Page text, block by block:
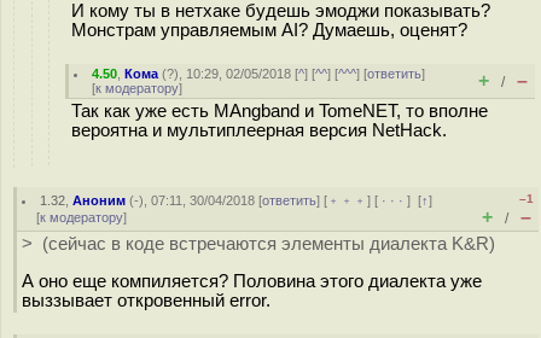
И кому ты в нетхаке будешь эмоджи показывать?
Монстрам управляемым AI? Думаешь, оценят?
4.50 ,Кома (?), 10:29, 02/05/2018 [^] [^^] [^^^] [ответить]
[к модератору] + / –
Так как уже есть MAngband и TomeNET, то вполне
вероятна и мультиплеерная версия NetHack.
1.32 ,Аноним (-), 07:11, 30/04/2018 [ответить] [ ﹢﹢﹢] [ · · ·][↑]
[к модератору]
–1
+ / –
> (сейчас в коде встречаются элементы диалекта K&R)
А оно еще компиляется? Половина этого диалекта уже
выззывает откровенный error.